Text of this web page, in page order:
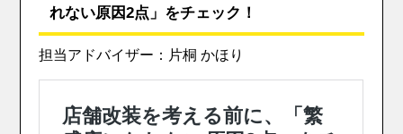
れない原因2点」をチェック！
担当アドバイザー：片桐 かほり